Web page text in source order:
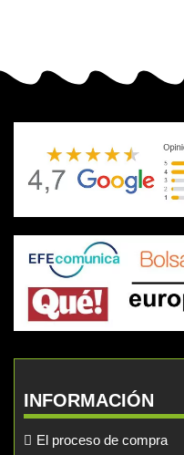
INFORMACIÓN
El proceso de compra